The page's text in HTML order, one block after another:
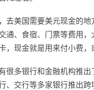
去美国需要美元现金的
通、食宿、门票等费用
，现金就是用来付小费
很多银行和金融机构推
、交行等多家银行推出跨